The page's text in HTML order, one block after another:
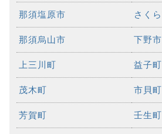
那須塩原市 さく
那須烏山市 下野市
上三川町 益子町
茂木町 市貝町
芳賀町 壬生町